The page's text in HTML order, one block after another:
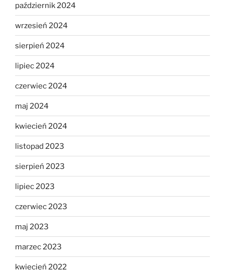
październik 2024
wrzesień 2024
sierpień 2024
lipiec 2024
czerwiec 2024
maj 2024
kwiecień 2024
listopad 2023
sierpień 2023
lipiec 2023
czerwiec 2023
maj 2023
marzec 2023
kwiecień 2022